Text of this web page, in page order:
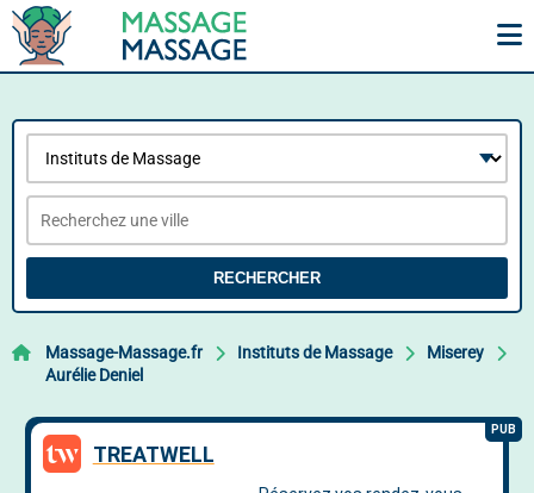
RECHERCHER
Massage-Massage.fr Instituts de Massage
Miserey
Aurélie Deniel